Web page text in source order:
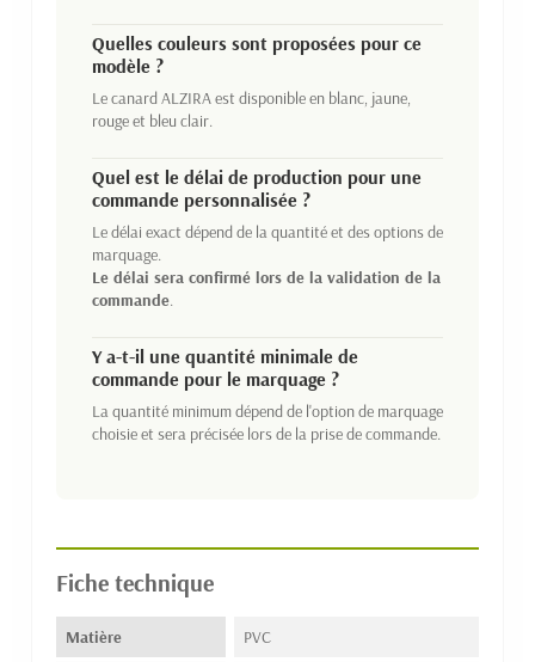
Quelles couleurs sont proposées pour ce
modèle ?
Le canard ALZIRA est disponible en blanc, jaune,
rouge et bleu clair.
Quel est le délai de production pour une
commande personnalisée ?
Le délai exact dépend de la quantité et des options de
marquage.
Le délai sera confirmé lors de la validation de la
commande.
Y a-t-il une quantité minimale de
commande pour le marquage ?
La quantité minimum dépend de l'option de marquage
choisie et sera précisée lors de la prise de commande.
Fiche technique
Matière PVC